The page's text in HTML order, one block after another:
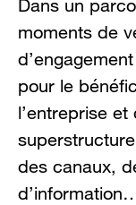
Dans un
moments de
pour le
l’entreprise
des canaux,